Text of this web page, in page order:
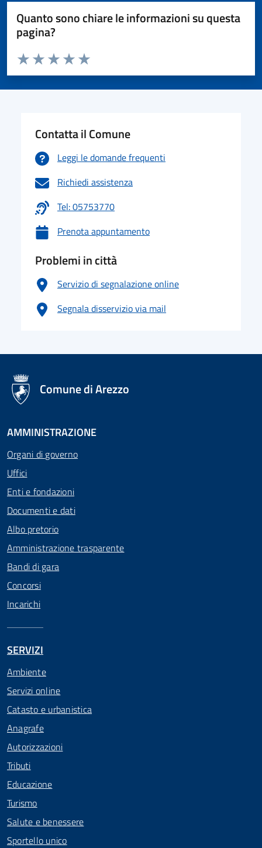
Quanto sono chiare le informazioni su questa
pagina?
Valuta da 1 a 5 stelle la pagina
Valuta 5 stelle su 5
Valuta 4 stelle su 5
Valuta 3 stelle su 5
Valuta 2 stelle su 5
Valuta 1 stelle su 5
Contatta il Comune
Leggi le domande frequenti
Richiedi assistenza
Tel: 05753770
Prenota appuntamento
Problemi in città
Servizio di segnalazione online
Segnala disservizio via mail
logo Unione Europea
Comune di Arezzo
AMMINISTRAZIONE
Organi di governo
Uffici
Enti e fondazioni
Documenti e dati
Albo pretorio
Amministrazione trasparente
Bandi di gara
Concorsi
Incarichi
SERVIZI
Ambiente
Servizi online
Catasto e urbanistica
Anagrafe
Autorizzazioni
Tributi
Educazione
Turismo
Salute e benessere
Sportello unico